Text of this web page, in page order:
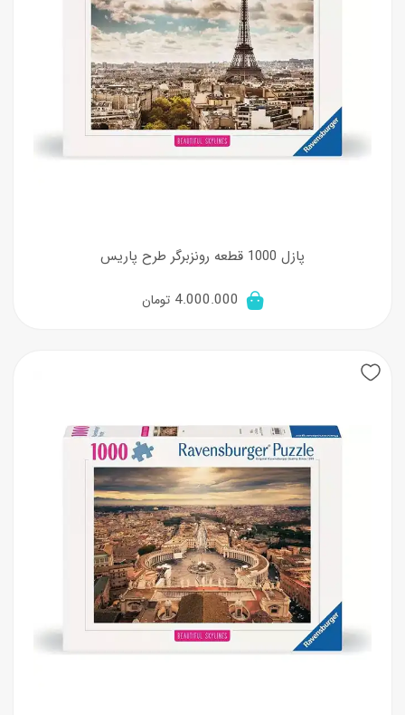
پازل 1000 قطعه رونزبرگر طرح پاریس
4.000.000 تومان